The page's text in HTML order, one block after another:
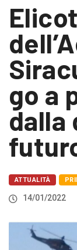
go a
dalla
ATTUALITÀ
14/01/2022